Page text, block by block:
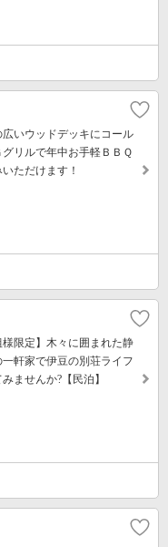
広いウッドデッキにコール
リルで年中お手軽ＢＢＱ
ただけます！
様限定】木々に囲まれた静
軒家で伊豆の別荘ライフ
ませんか?【民泊】